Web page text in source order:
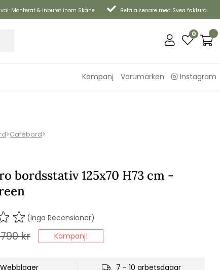
Monterat & inburet inom Skåne Betala senare med Svea faktura
0
Kampanj Varumärken Instagram
>Cafébord>
bordsstativ 125x70 H73 cm -
(Inga Recensioner)
kr Kampanj!
Webblager 7 - 10 arbetsdagar